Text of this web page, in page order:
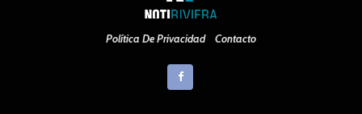
Política De Privacidad Contacto